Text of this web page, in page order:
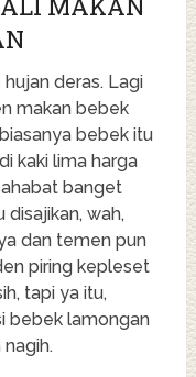
MAKAN
deras. Lagi
makan bebek
bebek itu
kaki lima harga
banget
wah,
dan temen pun
piring kepleset
tapi ya itu,
bebek lamongan